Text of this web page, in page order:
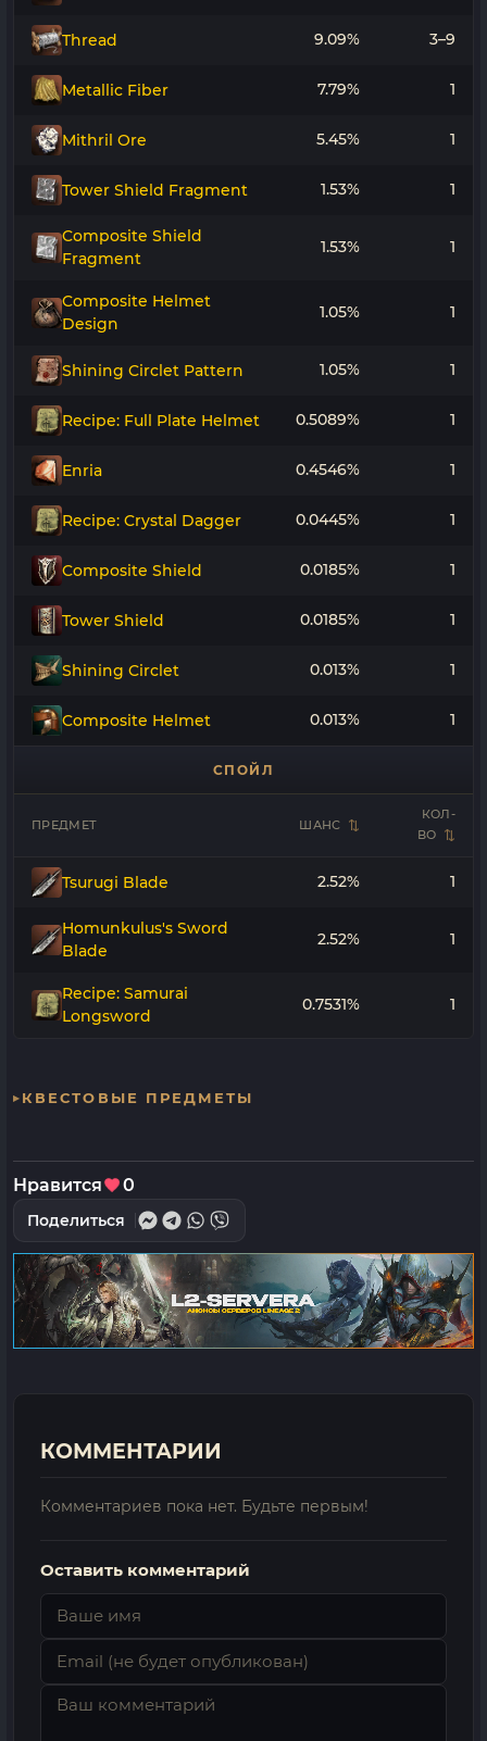
Thread 9.09% 3–9
Metallic Fiber 7.79% 1
Mithril Ore 5.45% 1
Tower Shield Fragment 1.53% 1
Composite Shield
Fragment
1.53% 1
Composite Helmet
Design
1.05% 1
Shining Circlet Pattern 1.05% 1
Recipe: Full Plate Helmet 0.5089% 1
Enria 0.4546% 1
Recipe: Crystal Dagger 0.0445% 1
Composite Shield 0.0185% 1
Tower Shield 0.0185% 1
Shining Circlet 0.013% 1
Composite Helmet 0.013% 1
СПОЙЛ
ПРЕДМЕТ ШАНС
КОЛ-
ВО
Tsurugi Blade 2.52% 1
Homunkulus's Sword
Blade
2.52% 1
Recipe: Samurai
Longsword
0.7531% 1
КВЕСТОВЫЕ ПРЕДМЕТЫ
Нравится 0
Поделиться
КОММЕНТАРИИ
Комментариев пока нет. Будьте первым!
Оставить комментарий